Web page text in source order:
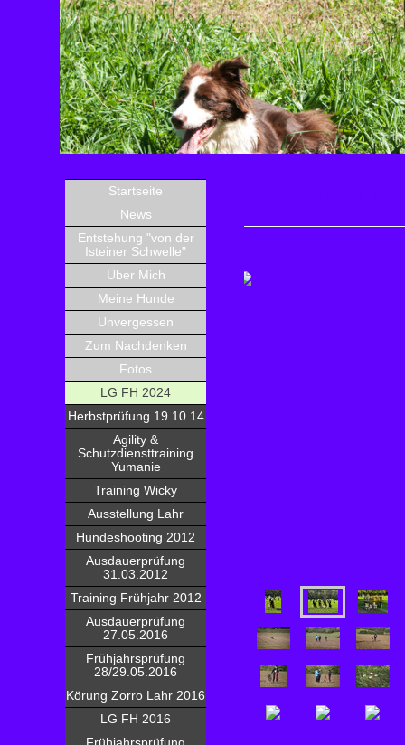
Startseite
News
Entstehung "von der
Isteiner Schwelle"
Über Mich
Meine Hunde
Unvergessen
Zum Nachdenken
Fotos
LG FH 2024
Herbstprüfung 19.10.14
Agility &
Schutzdiensttraining
Yumanie
Training Wicky
Ausstellung Lahr
Hundeshooting 2012
Ausdauerprüfung
31.03.2012
Training Frühjahr 2012
Ausdauerprüfung
27.05.2016
Frühjahrsprüfung
28/29.05.2016
Körung Zorro Lahr 2016
LG FH 2016